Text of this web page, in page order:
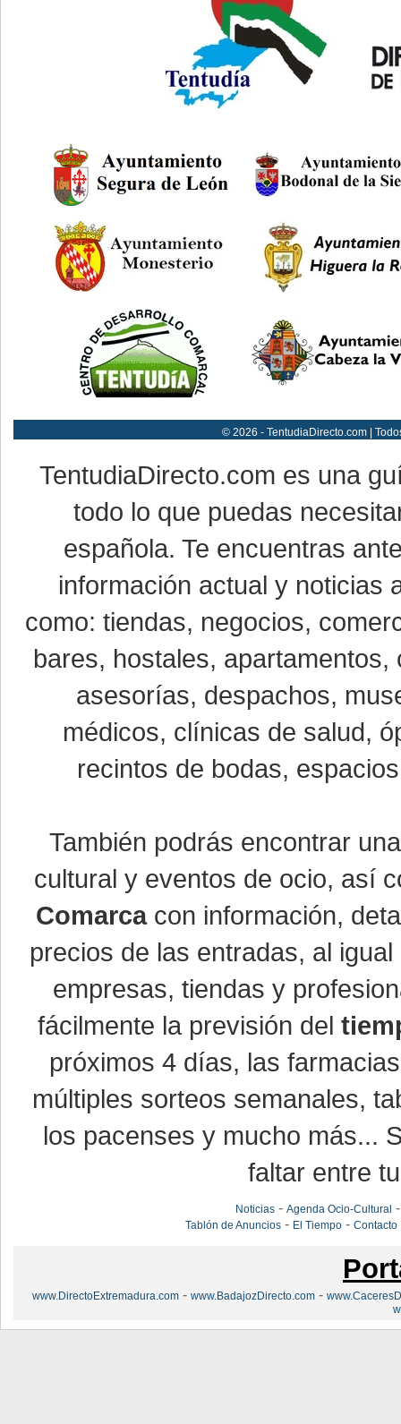
© 2026 - TentudiaDirecto.com |
TentudiaDirecto.com es una
todo lo que puedas
española. Te encuentras
información actual y noticias
como: tiendas, negocios,
bares, hostales,
asesorías, despachos,
médicos, clínicas de salud,
recintos de bodas,
También podrás encontrar
cultural y eventos de ocio, así
Comarcacon información,
precios de las entradas, al
empresas, tiendas y
fácilmente la previsión del
próximos 4 días, las
múltiples sorteos semanales,
los pacenses y mucho más...
faltar entre
Noticias -Agenda Ocio-Cultural
Tablón de Anuncios - El Tiempo -Contacto
www.DirectoExtremadura.com - www.BadajozDirecto.com -